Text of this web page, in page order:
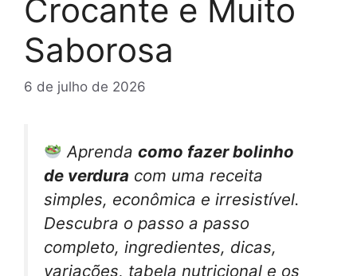
Crocante e Muito
Saborosa
6 de julho de 2026
Aprendacomo fazer bolinho
de verdura com uma receita
simples, econômica e irresistível.
Descubra o passo a passo
completo, ingredientes, dicas,
variações, tabela nutricional e os